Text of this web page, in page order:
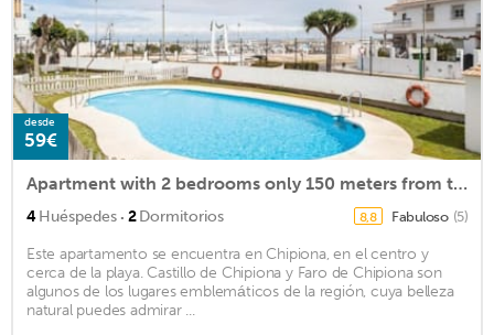
desde
59€
Apartment with 2 bedrooms only 150 meters from the beach
4Huéspedes · 2Dormitorios 8,8 Fabuloso (5)
Este apartamento se encuentra en Chipiona, en el centro y
cerca de la playa. Castillo de Chipiona y Faro de Chipiona son
algunos de los lugares emblemáticos de la región, cuya belleza
natural puedes admirar ...